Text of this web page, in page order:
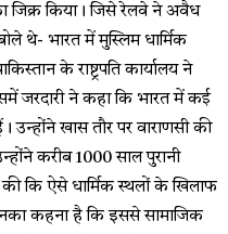
जिक्र किया। जिसे रेलवे ने अवैध
थे- भारत में मुस्लिम धार्मिक
के राष्ट्रपति कार्यालय ने
जरदारी ने कहा कि भारत में कई
उन्होंने खास तौर पर वाराणसी की
करीब 1000 साल पुरानी
की कि ऐसे धार्मिक स्थलों के खिलाफ
कहना है कि इससे सामाजिक